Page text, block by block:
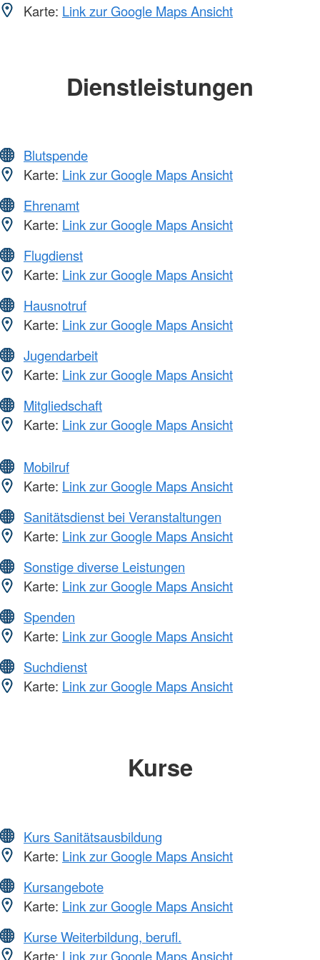
Karte: Link zur Google Maps Ansicht
Dienstleistungen
Blutspende
Karte: Link zur Google Maps Ansicht
Ehrenamt
Karte: Link zur Google Maps Ansicht
Flugdienst
Karte: Link zur Google Maps Ansicht
Hausnotruf
Karte: Link zur Google Maps Ansicht
Jugendarbeit
Karte: Link zur Google Maps Ansicht
Mitgliedschaft
Karte: Link zur Google Maps Ansicht
Mobilruf
Karte: Link zur Google Maps Ansicht
Sanitätsdienst bei Veranstaltungen
Karte: Link zur Google Maps Ansicht
Sonstige diverse Leistungen
Karte: Link zur Google Maps Ansicht
Spenden
Karte: Link zur Google Maps Ansicht
Suchdienst
Karte: Link zur Google Maps Ansicht
Kurse
Kurs Sanitätsausbildung
Karte: Link zur Google Maps Ansicht
Kursangebote
Karte: Link zur Google Maps Ansicht
Kurse Weiterbildung, berufl.
Karte: Link zur Google Maps Ansicht